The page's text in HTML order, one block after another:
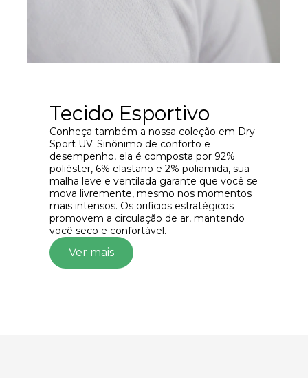
Tecido Esportivo
Conheça também a nossa coleção em Dry
Sport UV. Sinônimo de conforto e
desempenho, ela é composta por 92%
poliéster, 6% elastano e 2% poliamida, sua
malha leve e ventilada garante que você se
mova livremente, mesmo nos momentos
mais intensos. Os orifícios estratégicos
promovem a circulação de ar, mantendo
você seco e confortável.
Ver mais